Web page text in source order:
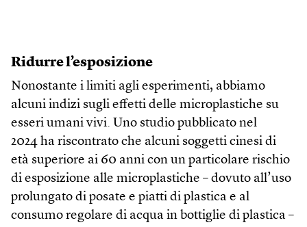
Ridurre l’esposizione
Nonostante i limiti agli esperimenti, abbiamo
alcuni indizi sugli effetti delle microplastiche su
esseri umani vivi. Uno studio pubblicato nel
2024 ha riscontrato che alcuni soggetti cinesi di
età superiore ai 60 anni con un particolare rischio
di esposizione alle microplastiche – dovuto all’uso
prolungato di posate e piatti di plastica e al
consumo regolare di acqua in bottiglie di plastica –